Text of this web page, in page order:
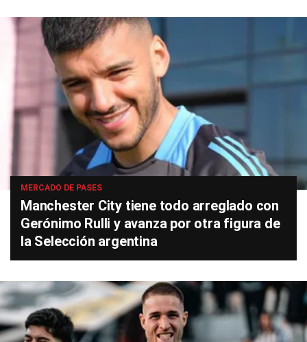
MERCADO DE PASES
Manchester City tiene todo arreglado con
Gerónimo Rulli y avanza por otra figura de
la Selección argentina